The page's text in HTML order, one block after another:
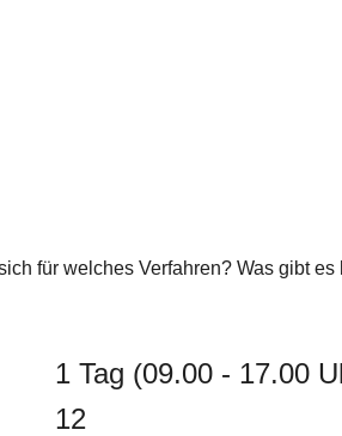
für welches Verfahren? Was gibt
1 Tag (09.00 - 17.00
12